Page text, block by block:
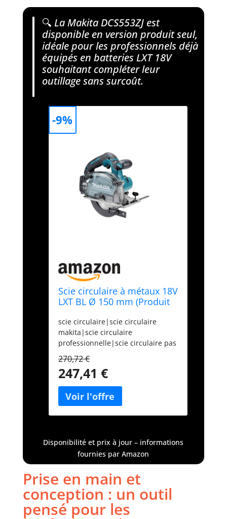
🔍 La Makita DCS553ZJ est
disponible en version produit seul,
idéale pour les professionnels déjà
équipés en batteries LXT 18V
souhaitant compléter leur
outillage sans surcoût.
Scie circulaire à métaux 18V
LXT BL Ø 150 mm (Produit
DCS553ZJ
scie circulaire|scie circulaire
makita|scie circulaire
professionnelle|scie circulaire pas
circulaire 18 V|scie circulaire
portative|scie circulaire a
batterie|scie circulaire sur
batterie|scie circulaire 150
mm|DCS553Z|DCS553|DCS553ZJ
270,72 €
247,41 €
-9%
Disponibilité et prix à jour – informations
fournies par Amazon
Prise en main et
conception : un outil
pensé pour les